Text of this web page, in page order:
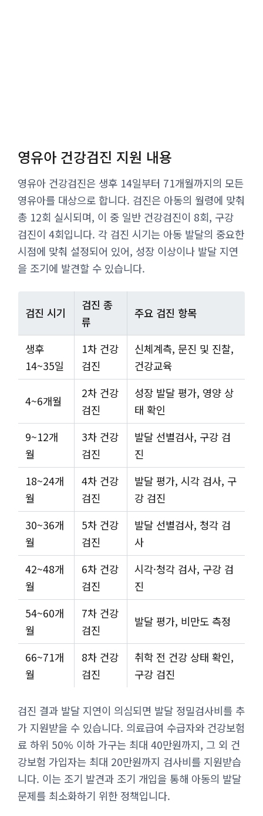
영유아 건강검진 지원 내용
영유아 건강검진은 생후 14일부터 71개월까지의 모든
영유아를 대상으로 합니다. 검진은 아동의 월령에 맞춰
총 12회 실시되며, 이 중 일반 건강검진이 8회, 구강
검진이 4회입니다. 각 검진 시기는 아동 발달의 중요한
시점에 맞춰 설정되어 있어, 성장 이상이나 발달 지연
을 조기에 발견할 수 있습니다.
검진 시기
검진 종
류
주요 검진 항목
생후
14~35일
1차 건강
검진
신체계측, 문진 및 진찰,
건강교육
4~6개월
2차 건강
검진
성장 발달 평가, 영양 상
태 확인
9~12개
월
3차 건강
검진
발달 선별검사, 구강 검
진
18~24개
월
4차 건강
검진
발달 평가, 시각 검사, 구
강 검진
30~36개
월
5차 건강
검진
발달 선별검사, 청각 검
사
42~48개
월
6차 건강
검진
시각·청각 검사, 구강 검
진
54~60개
월
7차 건강
검진
발달 평가, 비만도 측정
66~71개
월
8차 건강
검진
취학 전 건강 상태 확인,
구강 검진
검진 결과 발달 지연이 의심되면 발달 정밀검사비를 추
가 지원받을 수 있습니다. 의료급여 수급자와 건강보험
료 하위 50% 이하 가구는 최대 40만원까지, 그 외 건
강보험 가입자는 최대 20만원까지 검사비를 지원받습
니다. 이는 조기 발견과 조기 개입을 통해 아동의 발달
문제를 최소화하기 위한 정책입니다.